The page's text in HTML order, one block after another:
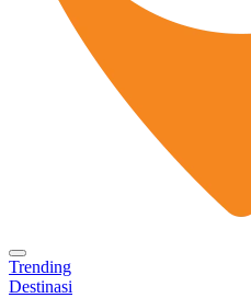
Trending
Destinasi